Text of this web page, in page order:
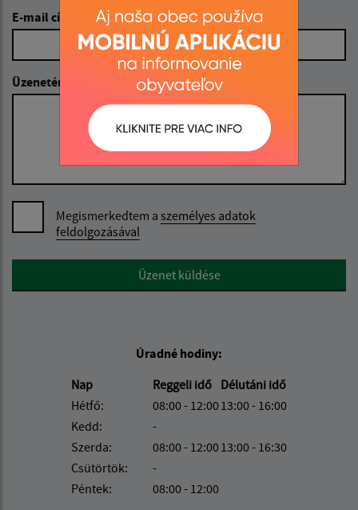
E-mail cím (povinné)
Üzenetének szövege (povinné)
Megismerkedtem a személyes adatok
feldolgozásával
Google reCaptcha ResponseÜzenet küldése
Úradné hodiny:
Nap
Reggeli idő Délutáni idő
Hétfő:
08:00 - 12:0013:00 - 16:00
Kedd:
-
Szerda:
08:00 - 12:0013:00 - 16:30
Csütörtök:
-
Péntek:
08:00 - 12:00